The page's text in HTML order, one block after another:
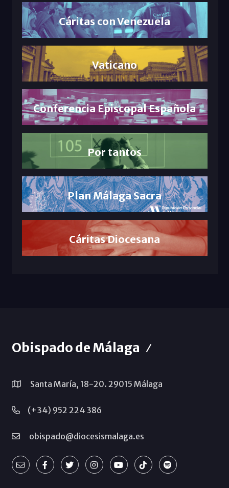
Cáritas con Venezuela
Vaticano
Conferencia Episcopal Española
Por tantos
Plan Málaga Sacra
Cáritas Diocesana
Obispado de Málaga
Santa María, 18-20. 29015 Málaga
(+34) 952 224 386
obispado@diocesismalaga.es